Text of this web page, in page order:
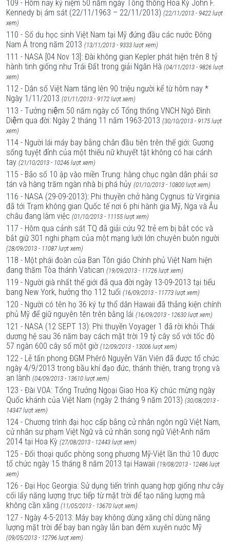
109 - Hôm nay kỷ niệm 50 năm ngày Tổng thống Hoa Kỳ John F.
Kennedy bị ám sát (22/11/1963 – 22/11/2013) (22/11/2013 - 9422 lượt
xem)
110 - Số du học sinh Việt Nam tại Mỹ đứng đầu các nước Đông
Nam Á trong năm 2013 (13/11/2013 - 9333 lượt xem)
111 - NASA [04 Nov 13]: Đài không gian Kepler phát hiện trên 8 tỷ
hành tinh giống như Trái Đất trong giải Ngân Hà (04/11/2013 - 9826 lượt
xem)
112 - Dân số Việt Nam tăng lên 90 triệu người kể từ hôm nay *
Ngày 1/11/2013 (01/11/2013 - 9172 lượt xem)
113 - Tưởng niệm 50 năm ngày cố Tổng thống VNCH Ngô Đình
Diệm qua đời: Ngày 2 tháng 11 năm 1963-2013 (30/10/2013 - 9175 lượt
xem)
114 - Người lái máy bay bằng chân đầu tiên trên thế giới: Gương
sống tuyệt đỉnh của một thiếu nữ khuyết tật không có hai cánh
tay (21/10/2013 - 10246 lượt xem)
115 - Bão số 10 ập vào miền Trung: hàng chục ngàn dân phải sơ
tán và hàng trăm ngàn nhà bị phá hủy (01/10/2013 - 10800 lượt xem)
116 - NASA (29-09-2013): Phi thuyền chở hàng Cygnus từ Virginia
đã tới Trạm không gian Quốc tế nơi 6 phi hành gia Mỹ, Nga và Âu
châu đang làm việc (01/10/2013 - 11155 lượt xem)
117 - Hôm qua cảnh sát TQ đã giải cứu 92 trẻ em bị bắt cóc và
bắt giữ 301 nghi phạm của một mạng lưới lớn chuyên buôn người
(28/09/2013 - 11087 lượt xem)
118 - Một phái đoàn của Ban Tôn giáo Chính phủ Việt Nam hiện
đang thăm Tòa thánh Vatican (19/09/2013 - 11726 lượt xem)
119 - Người già nhất thế giới đã qua đời ngày 13-09-2013 tại tiểu
bang New York, hưởng thọ 112 tuổi (16/09/2013 - 11773 lượt xem)
120 - Người có tên họ 36 ký tự thổ dân Hawaii đã thắng kiện chính
phủ Mỹ để giữ nguyên tên trên bằng lái (16/09/2013 - 12630 lượt xem)
121 - NASA (12 SEPT 13): Phi thuyền Voyager 1 đã rời khỏi Thái
dương hệ sau 36 năm bay cách mặt trời 19 tỷ cây số với tốc độ
57 ngàn 600 cây số một giờ (12/09/2013 - 13006 lượt xem)
122 - Lễ tấn phong ĐGM Phêrô Nguyễn Văn Viên đã được tổ chức
ngày 4/9/2013 trong bầu khí đạo đức, thánh thiện, trang trọng và
an lành (04/09/2013 - 13610 lượt xem)
123 - Đài VOA: Tổng Trưởng Ngoại Giao Hoa Kỳ chúc mừng ngày
Quốc khánh của Việt Nam (ngày 2 tháng 9 năm 2013) (30/08/2013 -
14347 lượt xem)
124 - Chương trình đại học cấp bằng cử nhân ngôn ngữ Việt Nam,
cử nhân sư phạm Việt Ngữ và cử nhân song ngữ Việt-Anh năm
2014 tại Hoa Kỳ (27/08/2013 - 12443 lượt xem)
125 - Đối thoại quốc phòng song phương Mỹ-Việt lần thứ 10 được
tổ chức ngày 15 tháng 8 năm 2013 tại Hawaii (19/08/2013 - 12486 lượt
xem)
126 - Đại Học Georgia: Sử dụng tiến trình quang hợp giống như cây
cối lấy năng lượng trực tiếp từ mặt trời để tạo năng lượng mà
không cần xăng (11/05/2013 - 13670 lượt xem)
127 - Ngày 4-5-2013: Máy bay không dùng xăng chỉ dùng năng
lượng mặt trời để bay ban ngày lẫn ban đêm xuyên nước Mỹ
(09/05/2013 - 12796 lượt xem)